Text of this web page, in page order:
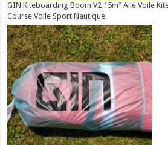
GIN Kiteboarding Boom V2 15m² Aile Voile
Course Voile Sport Nautique